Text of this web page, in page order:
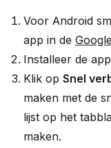
Voor Android
app in de
Installeer de
Klik op Snel
maken met de
lijst op het
maken.